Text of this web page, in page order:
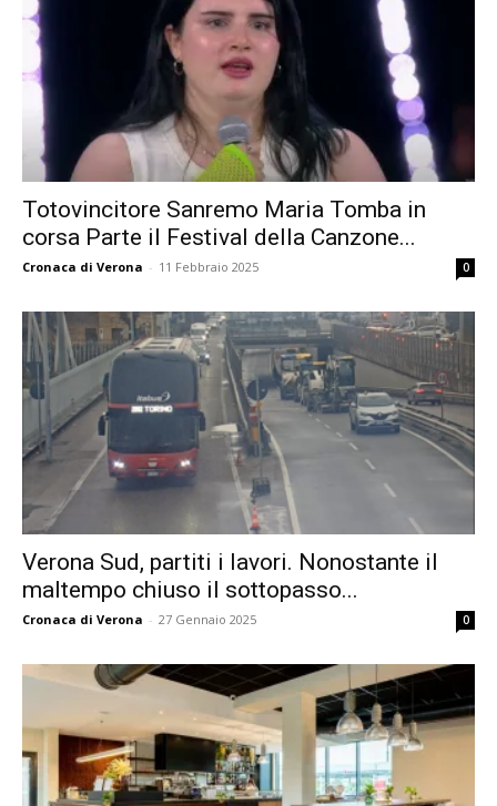
Totovincitore Sanremo Maria Tomba in
corsa Parte il Festival della Canzone...
Cronaca di Verona - 11 Febbraio 2025 0
Verona Sud, partiti i lavori. Nonostante il
maltempo chiuso il sottopasso...
Cronaca di Verona - 27 Gennaio 2025 0